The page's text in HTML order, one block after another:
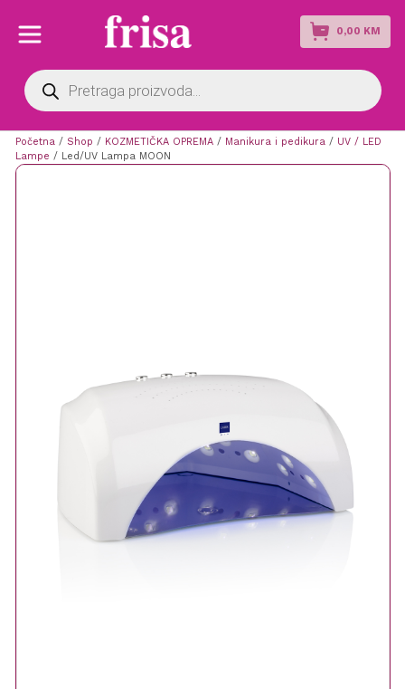
0,00 KM
Products
search
Početna / Shop / KOZMETIČKA OPREMA/ Manikura i pedikura / UV / LED
Lampe / Led/UV Lampa MOON